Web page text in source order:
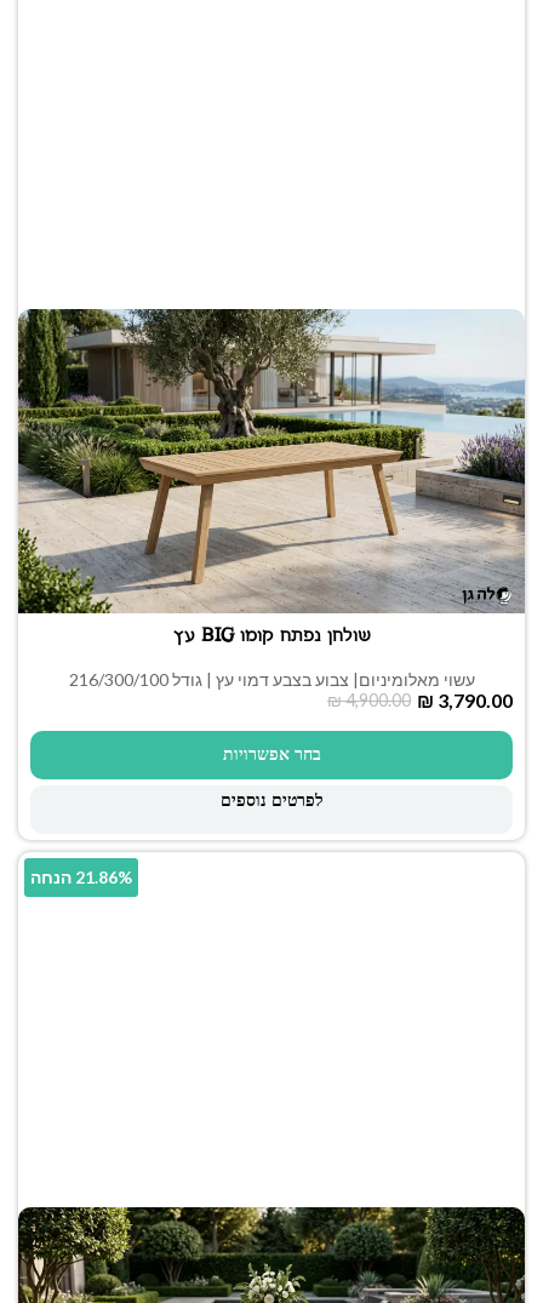
שולחן נפתח קומו BIG עץ
עשוי מאלומיניום| צבוע בצבע דמוי עץ | גודל 216/300/100
₪4,900.00 ₪ 3,790.00
בחר אפשרויות
לפרטים נוספים
21.86% הנחה